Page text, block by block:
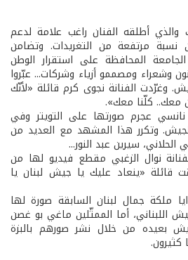
أطلقه الفنان راغب علامة لدعم
مرتفعة من التغريدات. وتضامن
المحافظة على استقرار الوطن
وشعراء ومصممو أزياء وشركات... عبّروا
الفنانة نجوى كرم قائلة «لأنّك
معك.. كلّنا معك».
عجرم صورتها على التويتر وفي
وتكرر هذا المشهد مع العديد من
سيرين عبد النور...
نوال الزغبي مقطع فيديو لها من
قائلة «ينعاد عليك يا جيش لبنان يا
ملكة جمال لبنان السابقة صورة لها
اللبناني، أما الممثّلين ماغي بو غصن
بعيده من خلال نشر صورهم بالبزة
كثيرون.